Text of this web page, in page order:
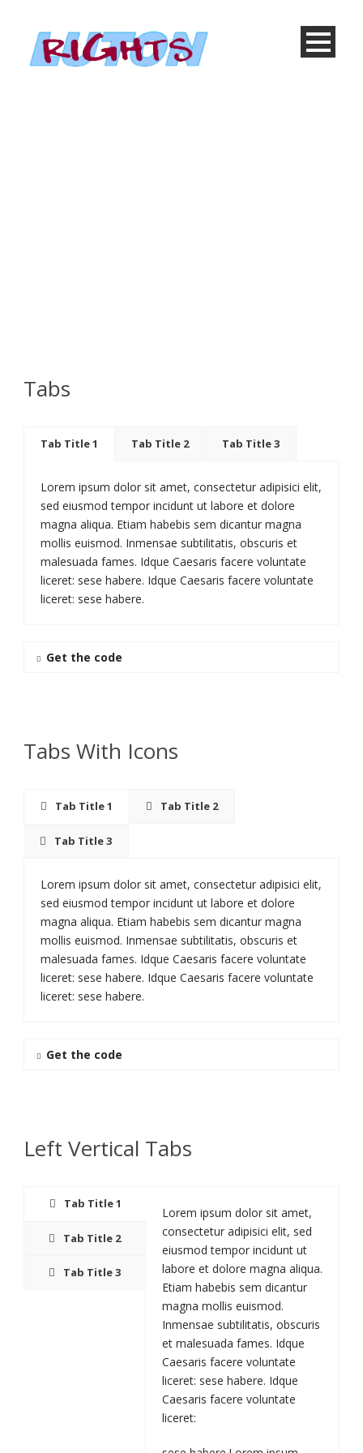
Tabs
Tab Title 1 Tab Title 2 Tab Title 3
Lorem ipsum dolor sit amet, consectetur adipisici elit,
sed eiusmod tempor incidunt ut labore et dolore
magna aliqua. Etiam habebis sem dicantur magna
mollis euismod. Inmensae subtilitatis, obscuris et
malesuada fames. Idque Caesaris facere voluntate
liceret: sese habere. Idque Caesaris facere voluntate
liceret: sese habere.
Get the code
Tabs With Icons
Tab Title 1 Tab Title 2
Tab Title 3
Lorem ipsum dolor sit amet, consectetur adipisici elit,
sed eiusmod tempor incidunt ut labore et dolore
magna aliqua. Etiam habebis sem dicantur magna
mollis euismod. Inmensae subtilitatis, obscuris et
malesuada fames. Idque Caesaris facere voluntate
liceret: sese habere. Idque Caesaris facere voluntate
liceret: sese habere.
Get the code
Left Vertical Tabs
Tab Title 1
Tab Title 2
Tab Title 3
Lorem ipsum dolor sit amet,
consectetur adipisici elit, sed
eiusmod tempor incidunt ut
labore et dolore magna aliqua.
Etiam habebis sem dicantur
magna mollis euismod.
Inmensae subtilitatis, obscuris
et malesuada fames. Idque
Caesaris facere voluntate
liceret: sese habere. Idque
Caesaris facere voluntate
liceret: